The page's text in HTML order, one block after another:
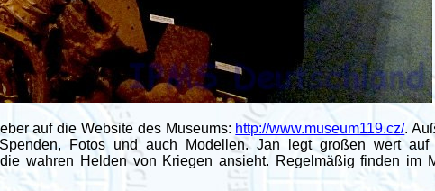
auf die Website des Museums: http://www.museum119.cz/.
Fotos und auch Modellen. Jan legt großen wert auf
wahren Helden von Kriegen ansieht. Regelmäßig finden im